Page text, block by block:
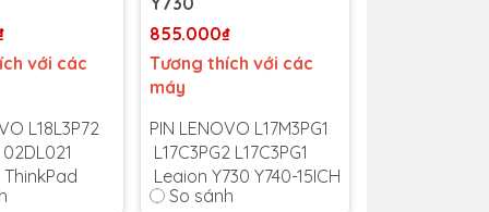
với các
L18L3P72
02DL021
855.000₫
Tương thích với các
máy
PIN LENOVO L17M3PG1
L17C3PG2 L17C3PG1
Legion Y730 Y740-15ICH
Y740-15ICHg L17M3PG2
So sánh